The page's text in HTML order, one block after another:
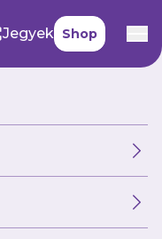
Jegyek Shop